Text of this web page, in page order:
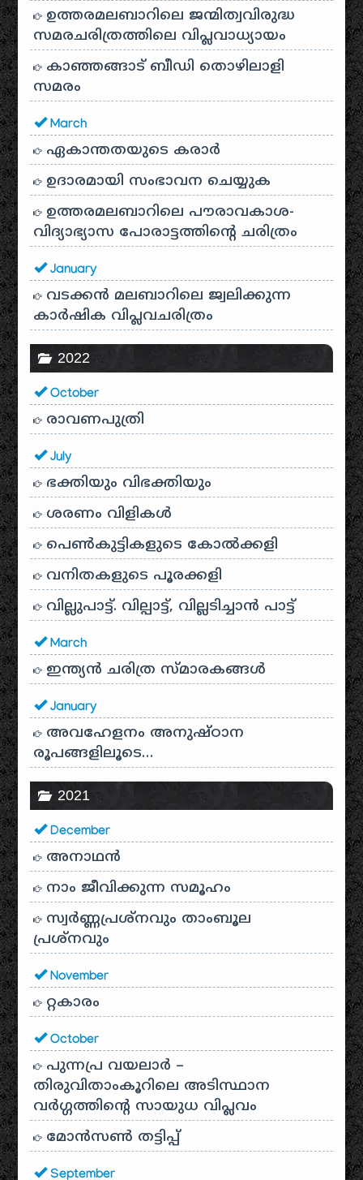
ഉത്തരമലബാറിലെ ജന്മിത്വവിരുദ്ധ
സമരചരിത്രത്തിലെ വിപ്ലവാധ്യായം
കാഞ്ഞങ്ങാട് ബീഡി തൊഴിലാളി
സമരം
March
ഏകാന്തതയുടെ കരാർ
ഉദാരമായി സംഭാവന ചെയ്യുക
ഉത്തരമലബാറിലെ പൗരാവകാശ-
വിദ്യാഭ്യാസ പോരാട്ടത്തിന്റെ ചരിത്രം
January
വടക്കൻ മലബാറിലെ ജ്വലിക്കുന്ന
കാർഷിക വിപ്ലവചരിത്രം
2022
October
രാവണപുത്രി
July
ഭക്തിയും വിഭക്തിയും
ശരണം വിളികൾ
പെൺകുട്ടികളുടെ കോൽക്കളി
വനിതകളുടെ പൂരക്കളി
വില്ലുപാട്ട്. വില്പാട്ട്, വില്ലടിച്ചാൻ പാട്ട്
March
ഇന്ത്യൻ ചരിത്ര സ്മാരകങ്ങൾ
January
അവഹേളനം അനുഷ്ഠാന
രൂപങ്ങളിലൂടെ…
2021
December
അനാഥന്‍
നാം ജീവിക്കുന്ന സമൂഹം
സ്വര്‍ണ്ണപ്രശ്‌നവും താംബൂല
പ്രശ്‌നവും
November
റ്റകാരം
October
പുന്നപ്ര വയലാർ –
തിരുവിതാംകൂറിലെ അടിസ്ഥാന
വർഗ്ഗത്തിന്റെ സായുധ വിപ്ലവം
മോൻസൺ തട്ടിപ്പ്
September